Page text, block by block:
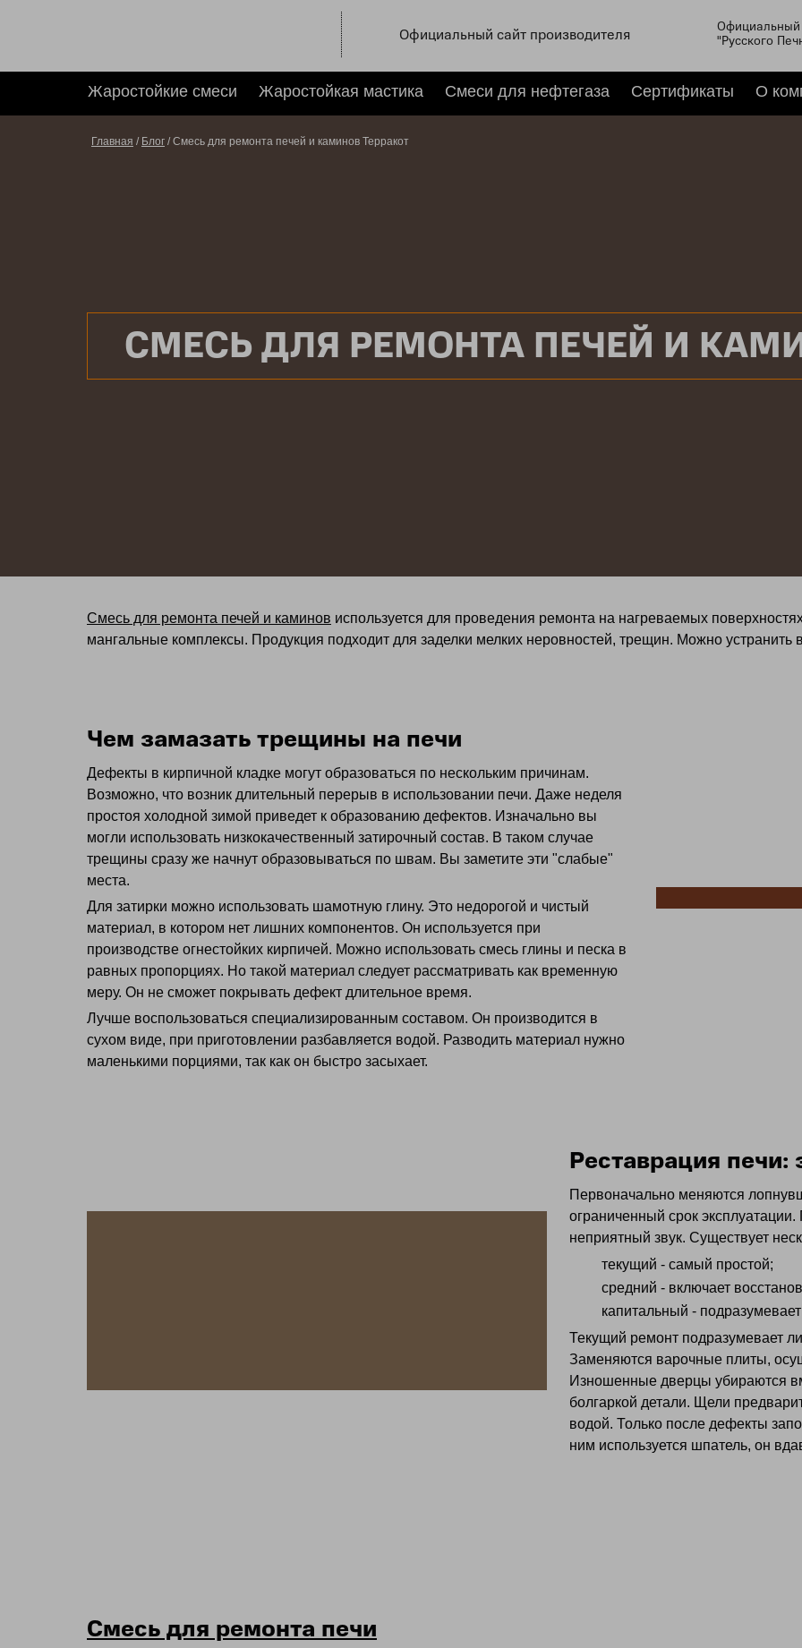
Официальный сайт производителя
Официальный
"Русского
Жаростойкие смеси Жаростойкая мастика Смеси для нефтегаза Сертификаты О
СМЕСЬ ДЛЯ РЕМОНТА ПЕЧЕЙ И
Главная / Блог / Смесь для ремонта печей и каминов Терракот
Смесь для ремонта печей и каминов используется для проведения ремонта на нагреваемых
мангальные комплексы. Продукция подходит для заделки мелких неровностей, трещин. Можно
Чем замазать трещины на печи
Дефекты в кирпичной кладке могут образоваться по нескольким причинам.
Возможно, что возник длительный перерыв в использовании печи. Даже неделя
простоя холодной зимой приведет к образованию дефектов. Изначально вы
могли использовать низкокачественный затирочный состав. В таком случае
трещины сразу же начнут образовываться по швам. Вы заметите эти "слабые"
места.
Для затирки можно использовать шамотную глину. Это недорогой и чистый
материал, в котором нет лишних компонентов. Он используется при
производстве огнестойких кирпичей. Можно использовать смесь глины и песка в
равных пропорциях. Но такой материал следует рассматривать как временную
меру. Он не сможет покрывать дефект длительное время.
Лучше воспользоваться специализированным составом. Он производится в
сухом виде, при приготовлении разбавляется водой. Разводить материал нужно
маленькими порциями, так как он быстро засыхает.
Реставрация печи:
Первоначально меняются
ограниченный срок
неприятный звук. Существует
текущий - самый простой;
средний - включает
капитальный -
Текущий ремонт подразумевает
Заменяются варочные плиты,
Изношенные дверцы убираются
болгаркой детали. Щели
водой. Только после дефекты
ним используется шпатель, он
Смесь для ремонта печи